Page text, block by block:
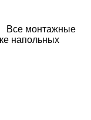
Все монтажные
напольных